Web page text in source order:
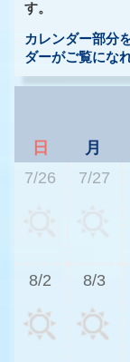
す。
カレンダー部分
ダーがご覧にな
日 月
7/26
7/27
8/2 8/3